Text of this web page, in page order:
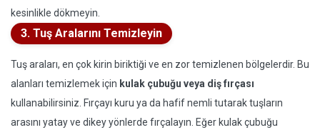
kesinlikle dökmeyin.
3. Tuş Aralarını Temizleyin
Tuş araları, en çok kirin biriktiği ve en zor temizlenen bölgelerdir. Bu
alanları temizlemek için kulak çubuğu veya diş fırçası
kullanabilirsiniz. Fırçayı kuru ya da hafif nemli tutarak tuşların
arasını yatay ve dikey yönlerde fırçalayın. Eğer kulak çubuğu